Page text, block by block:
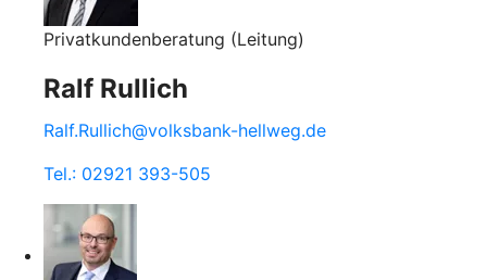
Privatkundenberatung (Leitung)
Ralf Rullich
Ralf.Rullich@volksbank-hellweg.de
Tel.: 02921 393-505